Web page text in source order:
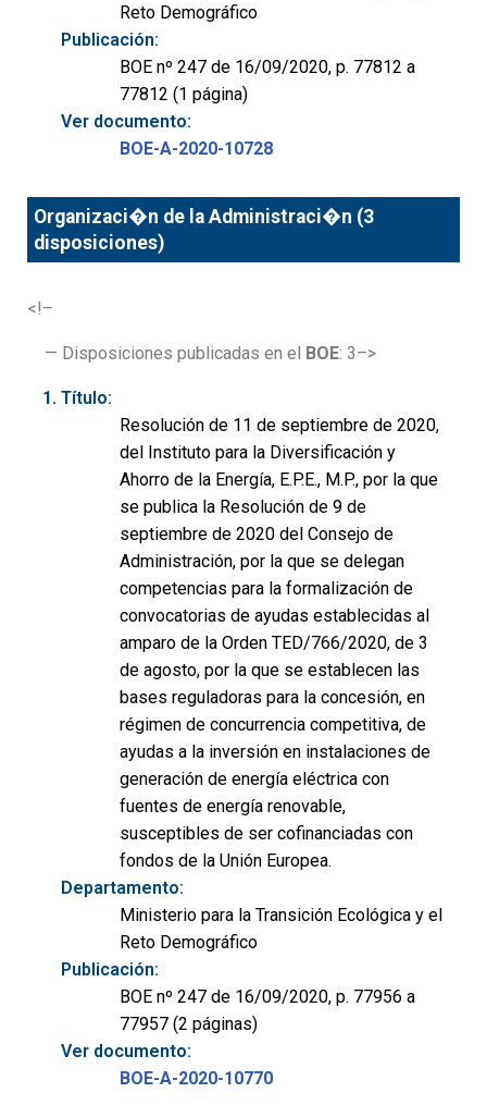
Reto Demográfico
Publicación:
BOE nº 247 de 16/09/2020, p. 77812 a
77812 (1 página)
Ver documento:
BOE-A-2020-10728
Organizaci�n de la Administraci�n (3
disposiciones)
<!–
— Disposiciones publicadas en el BOE: 3–>
Título:
Resolución de 11 de septiembre de 2020,
del Instituto para la Diversificación y
Ahorro de la Energía, E.P.E., M.P., por la que
se publica la Resolución de 9 de
septiembre de 2020 del Consejo de
Administración, por la que se delegan
competencias para la formalización de
convocatorias de ayudas establecidas al
amparo de la Orden TED/766/2020, de 3
de agosto, por la que se establecen las
bases reguladoras para la concesión, en
régimen de concurrencia competitiva, de
ayudas a la inversión en instalaciones de
generación de energía eléctrica con
fuentes de energía renovable,
susceptibles de ser cofinanciadas con
fondos de la Unión Europea.
Departamento:
Ministerio para la Transición Ecológica y el
Reto Demográfico
Publicación:
BOE nº 247 de 16/09/2020, p. 77956 a
77957 (2 páginas)
Ver documento:
BOE-A-2020-10770